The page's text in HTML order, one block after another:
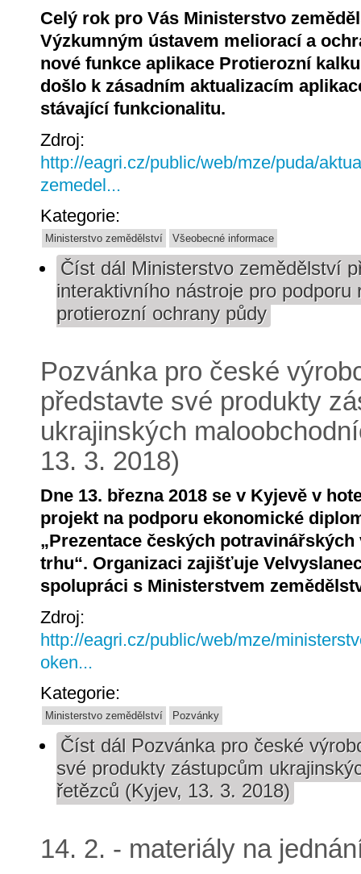
Celý rok pro Vás Ministerstvo
Výzkumným ústavem meliorací a
nové funkce aplikace Protierozní
došlo k zásadním aktualizacím
stávající funkcionalitu.
Zdroj:
http://eagri.cz/public/web/mze/puda/
zemedel...
Kategorie:
Ministerstvo zemědělství Všeobecné informace
Číst dál Ministerstvo zemědělství
interaktivního nástroje pro podporu
protierozní ochrany půdy
Pozvánka pro české
představte své produkty
ukrajinských
13. 3. 2018)
Dne 13. března 2018 se v Kyjevě v
projekt na podporu ekonomické
„Prezentace českých
trhu“. Organizaci zajišťuje
spolupráci s Ministerstvem
Zdroj:
http://eagri.cz/public/web/mze/
oken...
Kategorie:
Ministerstvo zemědělství Pozvánky
Číst dál Pozvánka pro české
své produkty zástupcům
řetězců (Kyjev, 13. 3. 2018)
14. 2. - materiály na